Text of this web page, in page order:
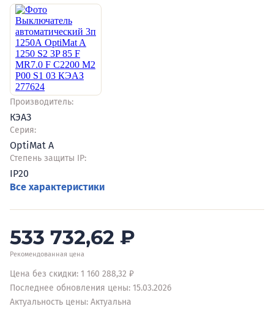
Производитель:
КЭАЗ
Серия:
OptiMat A
Степень защиты IP:
IP20
Все характеристики
533 732,62 ₽
Рекомендованная цена
Цена без скидки: 1 160 288,32 ₽
Последнее обновления цены: 15.03.2026
Актуальность цены: Актуальна